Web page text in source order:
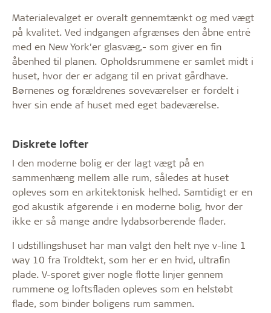
Materialevalget er overalt gennemtænkt og med vægt
på kvalitet. Ved indgangen afgrænses den åbne entré
med en New York’er glasvæg,- som giver en fin
åbenhed til planen. Opholdsrummene er samlet midt i
huset, hvor der er adgang til en privat gårdhave.
Børnenes og forældrenes soveværelser er fordelt i
hver sin ende af huset med eget badeværelse.
Diskrete lofter
I den moderne bolig er der lagt vægt på en
sammenhæng mellem alle rum, således at huset
opleves som en arkitektonisk helhed. Samtidigt er en
god akustik afgørende i en moderne bolig, hvor der
ikke er så mange andre lydabsorberende flader.
I udstillingshuset har man valgt den helt nye v-line 1
way 10 fra Troldtekt, som her er en hvid, ultrafin
plade. V-sporet giver nogle flotte linjer gennem
rummene og loftsfladen opleves som en helstøbt
flade, som binder boligens rum sammen.